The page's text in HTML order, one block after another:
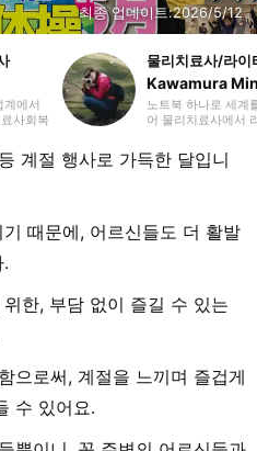
최종 업데이트:2026/5/12
계에서
사회복
직장에
(개호)
물리치료사/라이
Kawamura
노트북 하나로 세계
어 물리치료사에서
니다. 많은 분들이
고 느낄 수 있는 글
계절 행사로 가득한 달입니
때문에, 어르신들도 더 활발
한, 부담 없이 즐길 수 있는
으로써, 계절을 느끼며 즐겁게
수 있어요.